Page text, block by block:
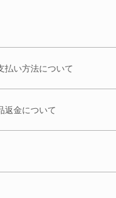
払い方法について
返金について